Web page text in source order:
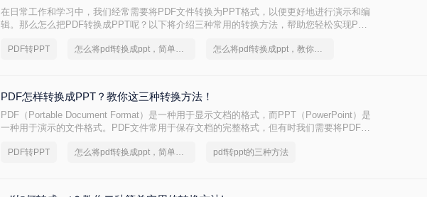
在日常工作和学习中，我们经常需要将PDF文件转换为PPT格式，以便更好地进行演示和编
辑。那么怎么把PDF转换成PPT呢？以下将介绍三种常用的转换方法，帮助您轻松实现PDF
PDF转PPT 怎么将pdf转换成ppt，简单方法教你一招 怎么将pdf转换成ppt，教你怎么轻松应对
PDF怎样转换成PPT？教你这三种转换方法！
PDF（Portable Document Format）是一种用于显示文档的格式，而PPT（PowerPoint）是
一种用于演示的文件格式。PDF文件常用于保存文档的完整格式，但有时我们需要将PDF文
绍三种方法，以帮助您将PDF文件转换为PPT文件。
PDF转PPT 怎么将pdf转换成ppt，简单方法教你一招 pdf转ppt的三种方法